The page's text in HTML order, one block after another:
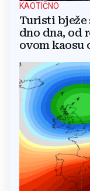
KAOTIČNO
Turisti bježe
dno dna, od
ovom kaosu